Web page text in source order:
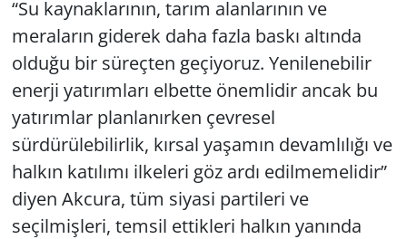
“Su kaynaklarının, tarım alanlarının ve
meraların giderek daha fazla baskı altında
olduğu bir süreçten geçiyoruz. Yenilenebilir
enerji yatırımları elbette önemlidir ancak bu
yatırımlar planlanırken çevresel
sürdürülebilirlik, kırsal yaşamın devamlılığı ve
halkın katılımı ilkeleri göz ardı edilmemelidir”
diyen Akcura, tüm siyasi partileri ve
seçilmişleri, temsil ettikleri halkın yanında